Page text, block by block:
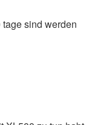
sind werden